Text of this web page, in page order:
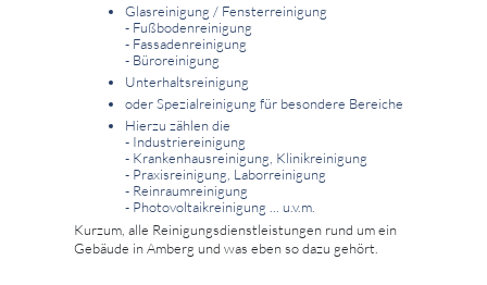
Glasreinigung / Fensterreinigung
- Fußbodenreinigung
- Fassadenreinigung
- Büroreinigung
Unterhaltsreinigung
oder Spezialreinigung für besondere Bereiche
Hierzu zählen die
- Industriereinigung
- Krankenhausreinigung, Klinikreinigung
- Praxisreinigung, Laborreinigung
- Reinraumreinigung
- Photovoltaikreinigung ... u.v.m.
Kurzum, alle Reinigungsdienstleistungen rund um ein
Gebäude in Amberg und was eben so dazu gehört.